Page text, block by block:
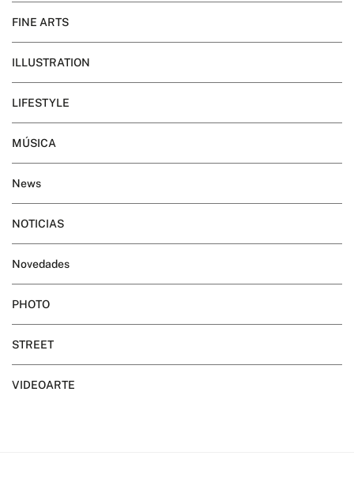
FINE ARTS
ILLUSTRATION
LIFESTYLE
MÚSICA
News
NOTICIAS
Novedades
PHOTO
STREET
VIDEOARTE